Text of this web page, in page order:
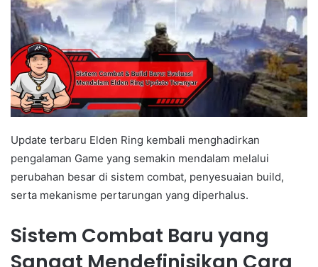
Update terbaru Elden Ring kembali menghadirkan
pengalaman Game yang semakin mendalam melalui
perubahan besar di sistem combat, penyesuaian build,
serta mekanisme pertarungan yang diperhalus.
Sistem Combat Baru yang
Sangat Mendefinisikan Cara